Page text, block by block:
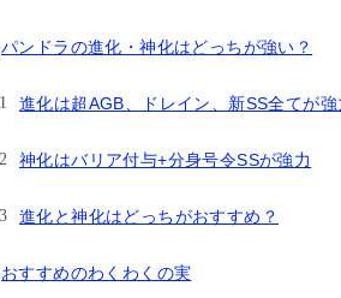
パンドラの進化・神化はどっちが強い？
進化は超AGB、ドレイン、新SS全てが強
神化はバリア付与+分身号令SSが強力
進化と神化はどっちがおすすめ？
おすすめのわくわくの実